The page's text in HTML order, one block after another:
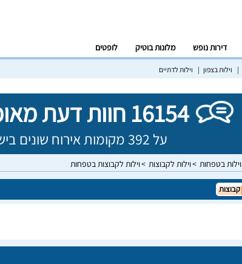
דירות נופש מלונות בוטיק לופטים
וילות בצפון וילות לדתיים
16154 חוות דעת מאומתות!
על 392 מקומות אירוח שונים בישראל
וילות בטפחות וילות לקבוצות וילות לקבוצות בטפחות
קבוצות